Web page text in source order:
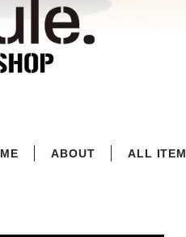
ABOUT ALL ITEM